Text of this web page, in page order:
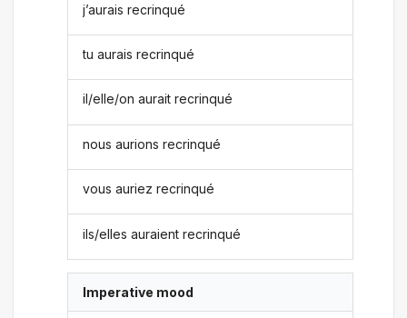
j’aurais recrinqué
tu aurais recrinqué
il/elle/on aurait recrinqué
nous aurions recrinqué
vous auriez recrinqué
ils/elles auraient recrinqué
Imperative mood